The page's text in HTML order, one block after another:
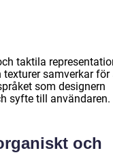
taktila
samverkar för
som designern
syfte till användaren.
och